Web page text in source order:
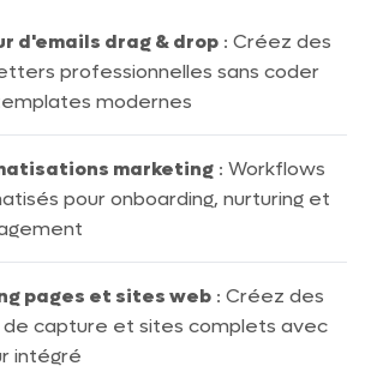
d'emails drag & drop : Créez des
professionnelles sans coder
modernes
marketing : Workflows
pour onboarding, nurturing et
pages et sites web : Créez des
de capture et sites complets avec
intégré